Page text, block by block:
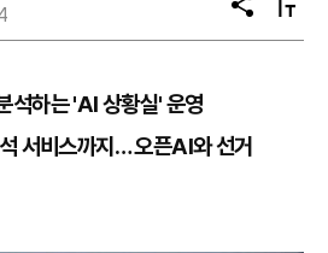
공
유
텍
스
석하는 'AI 상황실' 운영
서비스까지… 오픈AI와 선거